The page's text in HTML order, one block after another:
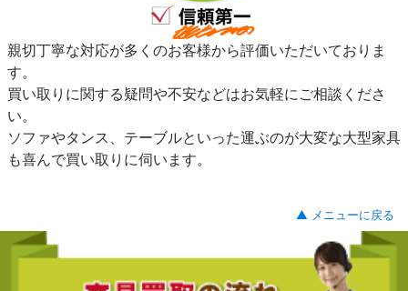
親切丁寧な対応が多くのお客様から評価いただいておりま
す。
買い取りに関する疑問や不安などはお気軽にご相談くださ
い。
ソファやタンス、テーブルといった運ぶのが大変な大型家具
も喜んで買い取りに伺います。
▲ メニューに戻る